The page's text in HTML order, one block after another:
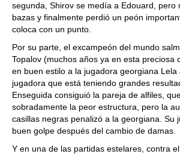
segunda, Shirov se medía a Edouard, pero
bazas y finalmente perdió un peón
coloca con un punto.
Por su parte, el excampeón del mundo
Topalov (muchos años ya en esta preciosa
en buen estilo a la jugadora georgiana Lela
jugadora que está teniendo grandes
Enseguida consiguió la pareja de alfiles,
sobradamente la peor estructura, pero la
casillas negras penalizó a la georgiana. Su
buen golpe después del cambio de damas.
Y en una de las partidas estelares, contra